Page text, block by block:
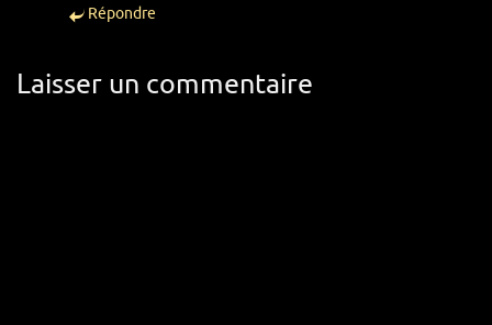
Répondre
Laisser un commentaire